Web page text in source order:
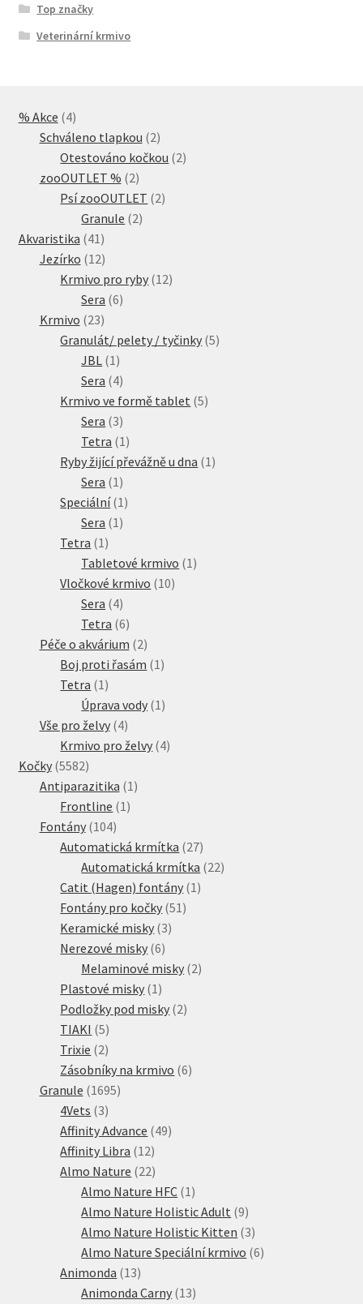
Top značky
Veterinární krmivo
% Akce 44
produkty
Schváleno tlapkou 22
produkty
Otestováno kočkou 22
zooOUTLET % 22
produkty
Psí zooOUTLET 22
Granule 22
Akvaristika 41 41
produktů
Jezírko 1212
produktů
Krmivo pro ryby 1212
Sera 66
Krmivo 2323
produktů
Granulát/ pelety / tyčinky 55
JBL 1 1
produkt
Sera 44
produkty
Krmivo ve formě tablet 55
Sera 33
produkty
Tetra 1 1
produkt
Ryby žijící převážně u dna 1 1
Sera 1 1
produkt
Speciální 1 1
Sera 1 1
Tetra 1 1
produkt
Tabletové krmivo 1 1
Vločkové krmivo 1010
Sera 44
produkty
Tetra 66
produktů
Péče o akvárium 22
produkty
Boj proti řasám 1 1
Tetra 1 1
produkt
Úprava vody 1 1
Vše pro želvy 44
produkty
Krmivo pro želvy 44
Kočky 55825582
produktů
Antiparazitika 1 1
Frontline 1 1
Fontány 104104
produktů
Automatická krmítka 2727
produktů
Automatická krmítka 2222
Catit (Hagen) fontány 1 1
Fontány pro kočky 51 51
Keramické misky 33
Nerezové misky 66
produktů
Melaminové misky 22
Plastové misky 1 1
produkt
Podložky pod misky 22
TIAKI 55
produktů
Trixie 22
produkty
Zásobníky na krmivo 66
Granule 16951695
4Vets 33
produkty
Affinity Advance 4949
Affinity Libra 1212
produktů
Almo Nature 2222
produktů
Almo Nature HFC 1 1
produkt
Almo Nature Holistic Adult 99
produktů
Almo Nature Holistic Kitten 33
produkty
Almo Nature Speciální krmivo 66
Animonda 1313
produktů
Animonda Carny 1313